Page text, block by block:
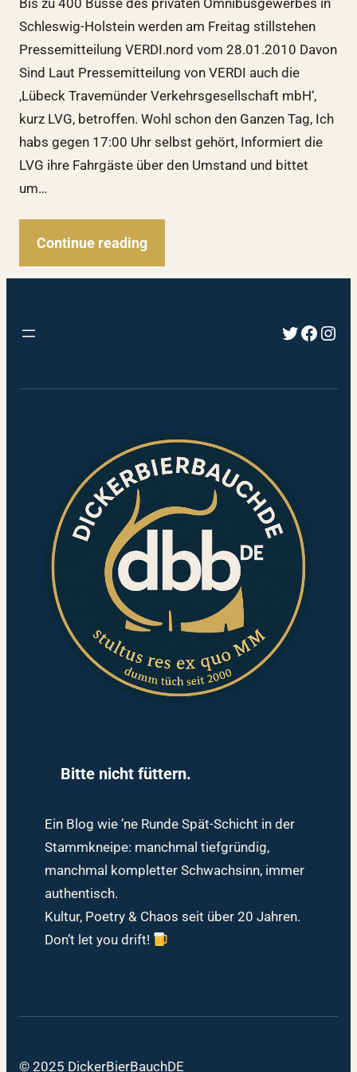
Schleswig-Holstein werden am Freitag stillstehen
Pressemitteilung VERDI.nord vom 28.01.2010 Davon
Sind Laut Pressemitteilung von VERDI auch die
‚Lübeck Travemünder Verkehrsgesellschaft mbH‘,
kurz LVG, betroffen. Wohl schon den Ganzen Tag, Ich
habs gegen 17:00 Uhr selbst gehört, Informiert die
LVG ihre Fahrgäste über den Umstand und bittet
um…
Continue reading
Twitter
Bitte nicht füttern.
Ein Blog wie ’ne Runde Spät-Schicht in der
Stammkneipe: manchmal tiefgründig,
manchmal kompletter Schwachsinn, immer
authentisch.
Kultur, Poetry & Chaos seit über 20 Jahren.
Don’t let you drift!
© 2025 DickerBierBauchDE